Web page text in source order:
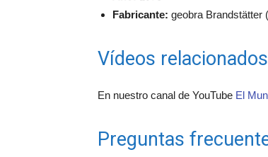
Fabricante: geobra Brandstätter
Vídeos
En nuestro canal de YouTube El
Preguntas